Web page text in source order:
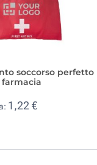
soccorso perfetto
1,22 €